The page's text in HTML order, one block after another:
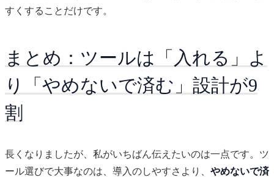
すくすることだけです。
まとめ：ツールは「入れる」よ
り「やめないで済む」設計が9
割
長くなりましたが、私がいちばん伝えたいのは一点です。ツ
ール選びで大事なのは、導入のしやすさより、 やめないで済